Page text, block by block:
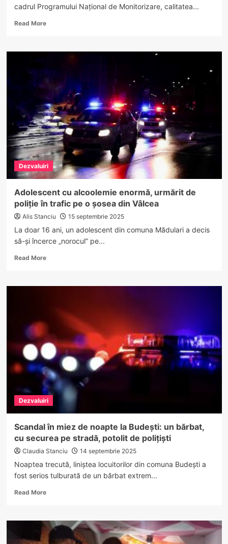
cadrul Programului Național de Monitorizare, calitatea...
Read MoreRead
Apa
fântânile
publice
din
Vâlcea
a
fost
testată
de
DSP:
aproape
jumătate
NU
sigură
pentru
consum
Dezvaluiri
Adolescent cu alcoolemie enormă, urmărit de
poliție în trafic pe o șosea din Vâlcea
Alis Stanciu 15 septembrie 2025
La doar 16 ani, un adolescent din comuna Mădulari a decis
să-și încerce „norocul” pe...
Read MoreRead
Adolescent
enormă,
urmărit
de
poliție
trafic
pe
o
șosea
din
Dezvaluiri
Scandal în miez de noapte la Budești: un bărbat,
cu securea pe stradă, potolit de polițiști
Claudia Stanciu 14 septembrie 2025
Noaptea trecută, liniștea locuitorilor din comuna Budești a
fost serios tulburată de un bărbat extrem...
Read MoreRead
Scandal
în
miez